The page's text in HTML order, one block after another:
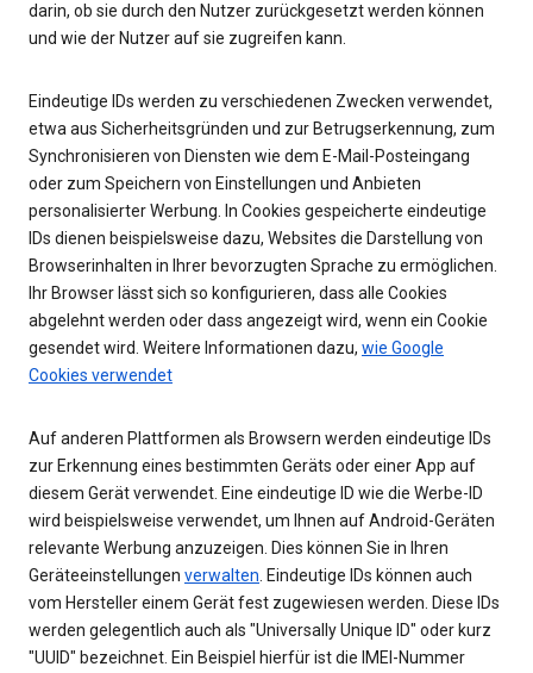
darin, ob sie durch den Nutzer zurückgesetzt werden können
und wie der Nutzer auf sie zugreifen kann.
Eindeutige IDs werden zu verschiedenen Zwecken verwendet,
etwa aus Sicherheitsgründen und zur Betrugserkennung, zum
Synchronisieren von Diensten wie dem E-Mail-Posteingang
oder zum Speichern von Einstellungen und Anbieten
personalisierter Werbung. In Cookies gespeicherte eindeutige
IDs dienen beispielsweise dazu, Websites die Darstellung von
Browserinhalten in Ihrer bevorzugten Sprache zu ermöglichen.
Ihr Browser lässt sich so konfigurieren, dass alle Cookies
abgelehnt werden oder dass angezeigt wird, wenn ein Cookie
gesendet wird. Weitere Informationen dazu, wie Google
Cookies verwendet
Auf anderen Plattformen als Browsern werden eindeutige IDs
zur Erkennung eines bestimmten Geräts oder einer App auf
diesem Gerät verwendet. Eine eindeutige ID wie die Werbe-ID
wird beispielsweise verwendet, um Ihnen auf Android-Geräten
relevante Werbung anzuzeigen. Dies können Sie in Ihren
Geräteeinstellungen verwalten. Eindeutige IDs können auch
vom Hersteller einem Gerät fest zugewiesen werden. Diese IDs
werden gelegentlich auch als "Universally Unique ID" oder kurz
"UUID" bezeichnet. Ein Beispiel hierfür ist die IMEI-Nummer